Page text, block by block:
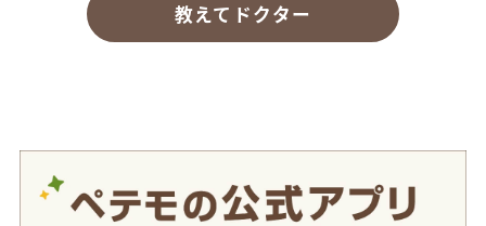
教えてドクター